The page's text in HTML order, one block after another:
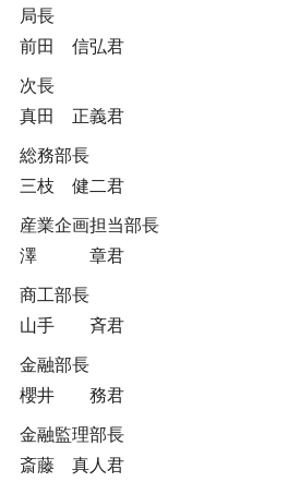
局長
前田 信弘君
次長
真田 正義君
総務部長
三枝 健二君
産業企画担当部長
澤 章君
商工部長
山手 斉君
金融部長
櫻井 務君
金融監理部長
斎藤 真人君